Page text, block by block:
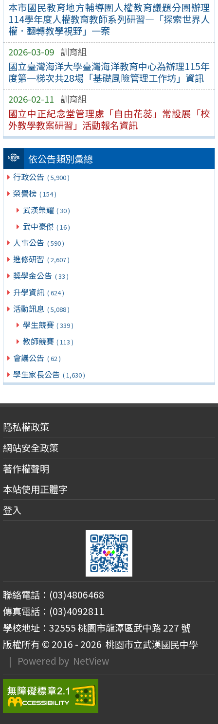
本市國民教育地方輔導團人權教育議題分團辦理
114學年度人權教育教師系列研習—「探索世界人
權．翻轉教學視野」一案
2026-03-09 訓育組
國立臺灣海洋大學臺灣海洋教育中心為辦理115年
度第一梯次共28場「基礎風險管理工作坊」資訊
2026-02-11 訓育組
國立中正紀念堂管理處「自由花蕊」常設展「校
外教學教案研習」活動報名資訊
依公告類別彙總
行政公告 ( 5,900 )
榮譽榜 ( 154 )
武漢榮耀 ( 30 )
武中豪傑 ( 16 )
人事公告 ( 590 )
進修研習 ( 2,607 )
獎學金公告 ( 33 )
升學資訊 ( 624 )
活動訊息 ( 5,088 )
學生競賽 ( 339 )
教師競賽 ( 113 )
會議公告 ( 62 )
學生家長公告 ( 1,630 )
隱私權政策
網站安全政策
著作權聲明
本站使用正體字
登入
聯絡電話：(03)4806468
傳真電話：(03)4092811
學校地址：32555 桃園市龍潭區武中路 227 號
版權所有 © 2016 - 2026 桃園市立武漢國民中學
| Powered by NetView